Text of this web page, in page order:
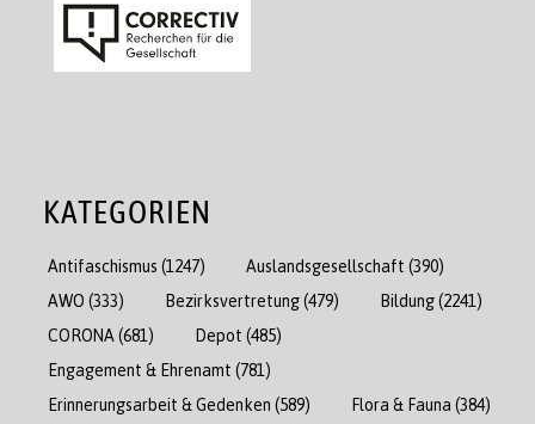
KATEGORIEN
Antifaschismus (1247) Auslandsgesellschaft (390)
AWO (333) Bezirksvertretung(479) Bildung(2241)
CORONA (681) Depot (485)
Engagement & Ehrenamt (781)
Erinnerungsarbeit & Gedenken (589) Flora & Fauna (384)